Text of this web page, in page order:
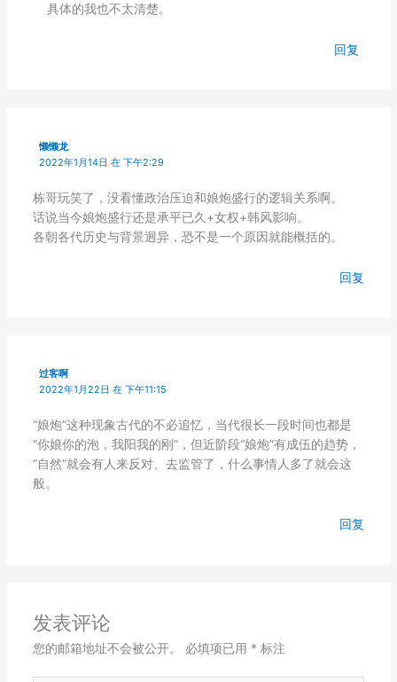
具体的我也不太清楚。
回复
懒懒龙
2022年1月14日 在 下午2:29
栋哥玩笑了，没看懂政治压迫和娘炮盛行的逻辑关系啊。
话说当今娘炮盛行还是承平已久+女权+韩风影响。
各朝各代历史与背景迥异，恐不是一个原因就能概括的。
回复
过客啊
2022年1月22日 在 下午11:15
“娘炮”这种现象古代的不必追忆，当代很长一段时间也都是
“你娘你的泡，我阳我的刚”，但近阶段“娘炮”有成伍的趋势，
“自然”就会有人来反对、去监管了，什么事情人多了就会这
般。
回复
发表评论
您的邮箱地址不会被公开。 必填项已用 * 标注